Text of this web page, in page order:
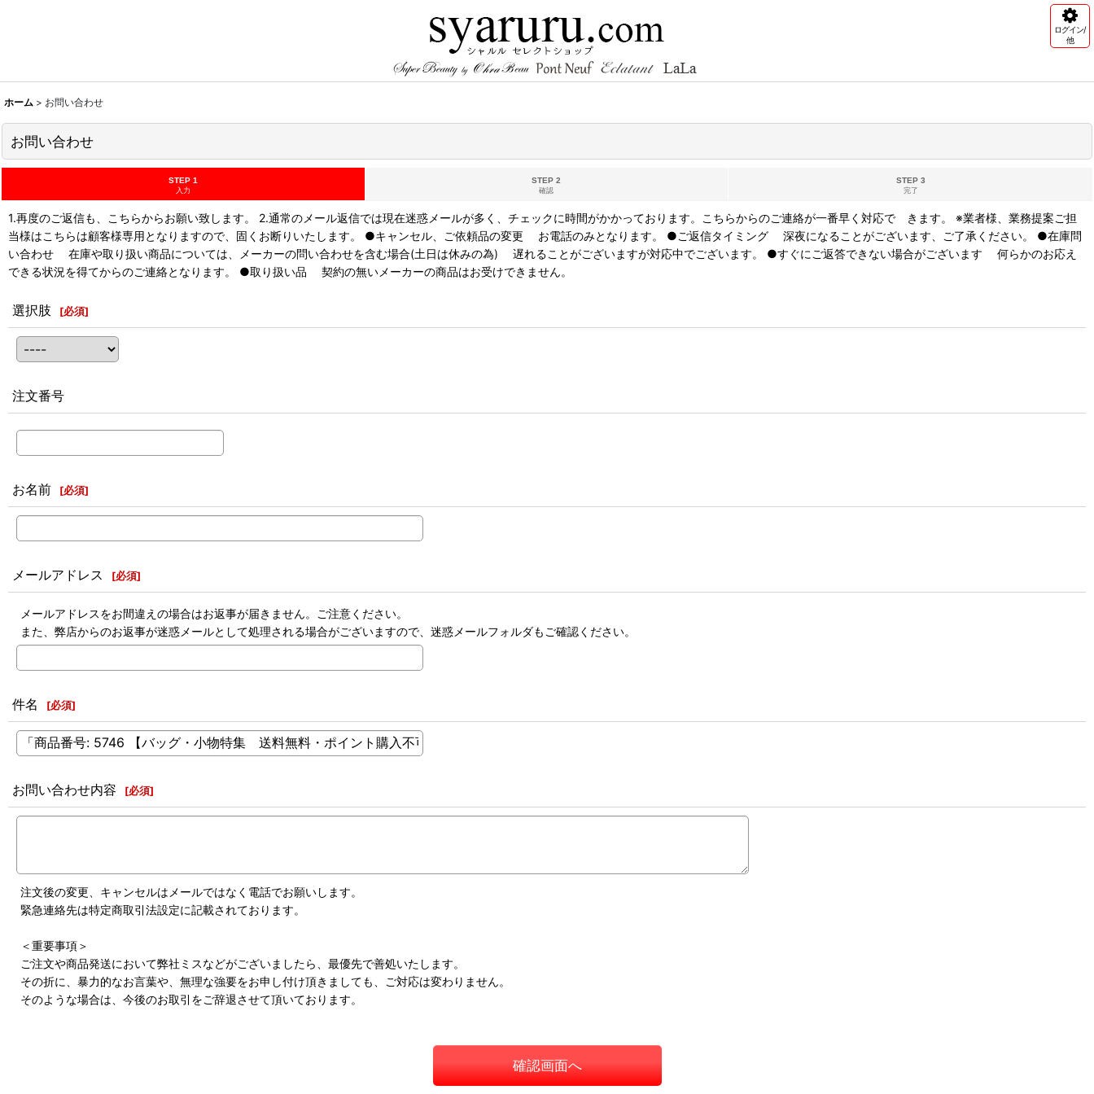
ログイン/
他
ホーム > お問い合わせ
お問い合わせ
STEP 1
入力
STEP 2
確認
STEP 3
完了
1.再度のご返信も、こちらからお願い致します。 2.通常のメール返信では現在迷惑メールが多く、チェックに時間がかかっております。こちらからのご連絡が一番早く対応で きます。 ※業者様、業務提案ご担
当様はこちらは顧客様専用となりますので、固くお断りいたします。 ●キャンセル、ご依頼品の変更 お電話のみとなります。 ●ご返信タイミング 深夜になることがございます、ご了承ください。 ●在庫問
い合わせ 在庫や取り扱い商品については、メーカーの問い合わせを含む場合(土日は休みの為) 遅れることがございますが対応中でございます。 ●すぐにご返答できない場合がございます 何らかのお応え
できる状況を得てからのご連絡となります。 ●取り扱い品 契約の無いメーカーの商品はお受けできません。
選択肢 [必須]
注文番号
お名前 [必須]
メールアドレス [必須]
メールアドレスをお間違えの場合はお返事が届きません。ご注意ください。
また、弊店からのお返事が迷惑メールとして処理される場合がございますので、迷惑メールフォルダもご確認ください。
件名 [必須]
お問い合わせ内容 [必須]
注文後の変更、キャンセルはメールではなく電話でお願いします。
緊急連絡先は特定商取引法設定に記載されております。
＜重要事項＞
ご注文や商品発送において弊社ミスなどがございましたら、最優先で善処いたします。
その折に、暴力的なお言葉や、無理な強要をお申し付け頂きましても、ご対応は変わりません。
そのような場合は、今後のお取引をご辞退させて頂いております。
確認画面へ